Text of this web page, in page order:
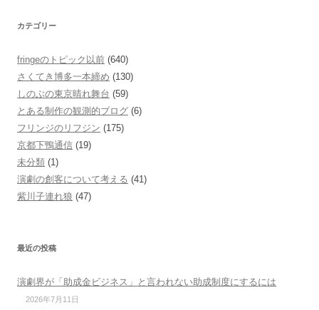
カテゴリー
fringeのトピック以前 (640)
さくてき博多一本締め (130)
しのぶの東京晴れ舞台 (59)
とある制作の観測的ブログ (6)
フリンジのリフジン (175)
京都下鴨通信 (19)
未分類 (1)
演劇の創客について考える (41)
紫川子連れ狼 (47)
最近の投稿
演劇界が「助成金ビジネス」と言われない助成制度にするには
2026年7月11日